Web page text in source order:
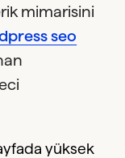
mimarisini
seo
yüksek